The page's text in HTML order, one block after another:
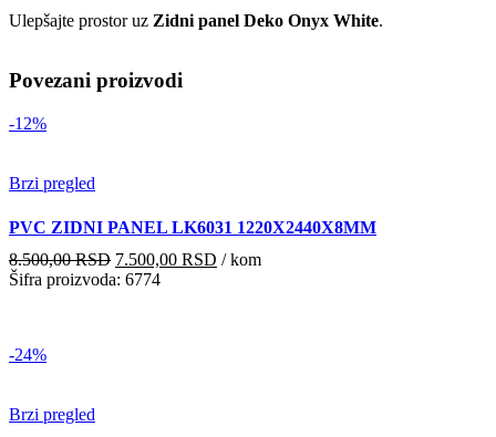
Ulepšajte prostor uz Zidni panel Deko Onyx White.
Povezani proizvodi
-12%
Brzi pregled
PVC ZIDNI PANEL LK6031 1220X2440X8MM
8.500,00RSD Originalna
cena
7.500,00 RSD Trenutna
/ kom
Šifra proizvoda: 6774
-24%
Brzi pregled